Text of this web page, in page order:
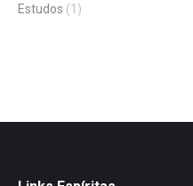
Estudos (1)